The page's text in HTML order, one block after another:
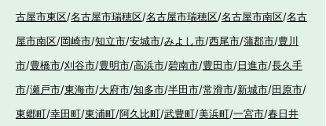
古屋市東区/名古屋市瑞穂区/名古屋市瑞穂区/名古屋市南区/名古
屋市南区/岡崎市/知立市/安城市/みよし市/西尾市/蒲郡市/豊川
市/豊橋市/刈谷市/豊明市/高浜市/碧南市/豊田市/日進市/長久手
市/瀬戸市/東海市/大府市/知多市/半田市/常滑市/新城市/田原市/
東郷町/幸田町/東浦町/阿久比町/武豊町/美浜町/一宮市/春日井